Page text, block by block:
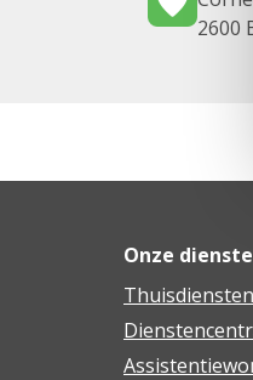
2600
Onze
Thuisdiensten